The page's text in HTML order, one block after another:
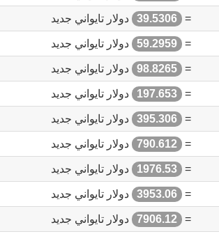
=
39.5306 دولار تايواني جديد
=
59.2959 دولار تايواني جديد
=
98.8265 دولار تايواني جديد
=
197.653 دولار تايواني جديد
=
395.306 دولار تايواني جديد
=
790.612 دولار تايواني جديد
=
1976.53 دولار تايواني جديد
=
3953.06 دولار تايواني جديد
=
7906.12 دولار تايواني جديد